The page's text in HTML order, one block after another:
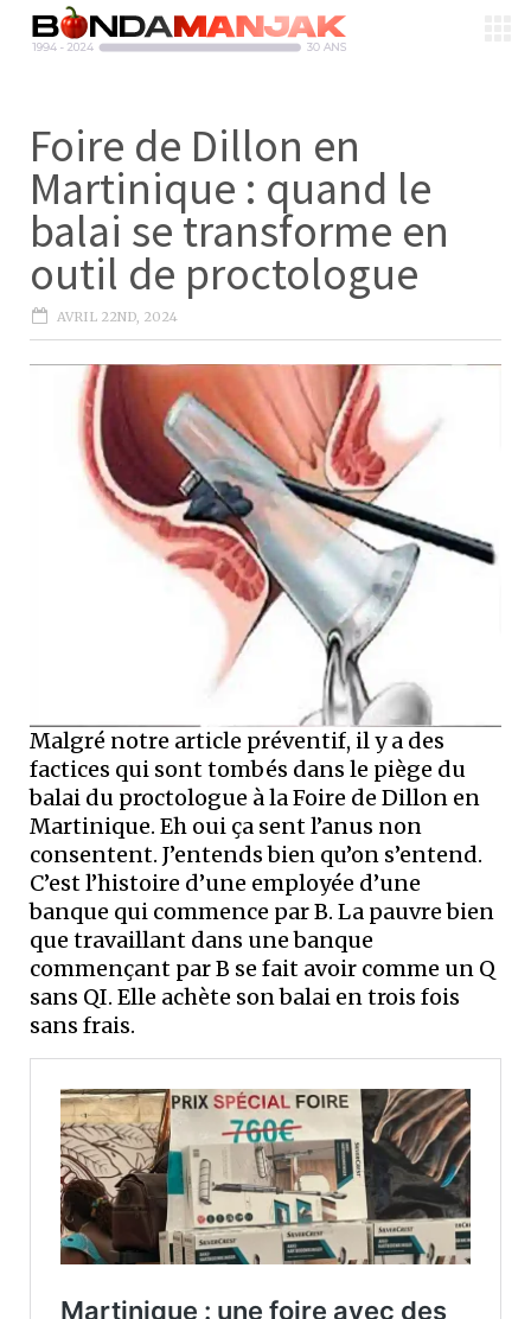
Foire de Dillon en
Martinique : quand le
balai se transforme en
outil de proctologue
AVRIL 22ND, 2024
Malgré notre article préventif, il y a des
factices qui sont tombés dans le piège du
balai du proctologue à la Foire de Dillon en
Martinique. Eh oui ça sent l’anus non
consentent. J’entends bien qu’on s’entend.
C’est l’histoire d’une employée d’une
banque qui commence par B. La pauvre bien
que travaillant dans une banque
commençant par B se fait avoir comme un Q
sans QI. Elle achète son balai en trois fois
sans frais.